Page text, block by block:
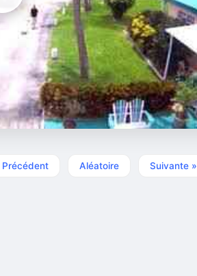
Précédent Aléatoire Suivante »